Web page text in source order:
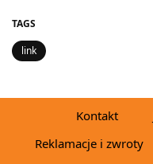
TAGS
link
Kontakt
Reklamacje i zwroty